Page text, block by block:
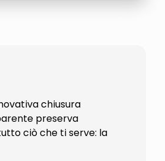
chiusura
preserva
ciò che ti serve: la